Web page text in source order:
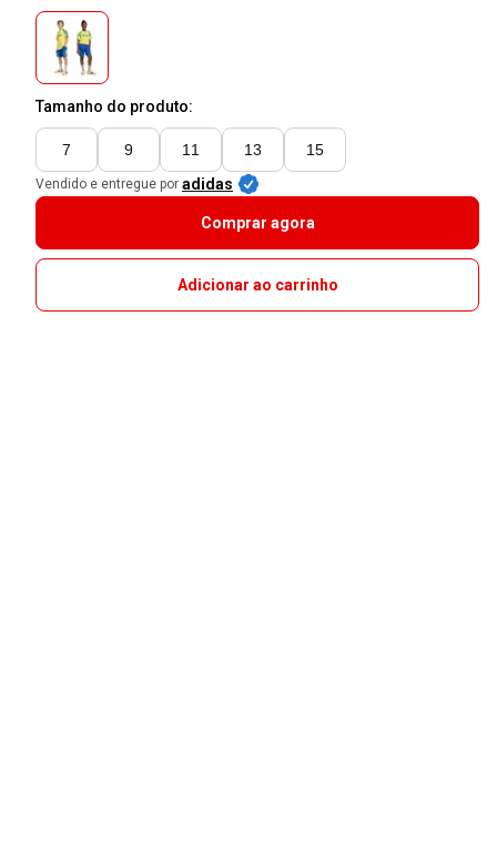
Tamanho do produto:
7 9 11 13 15
Vendido e entregue por adidas
Comprar agora
Adicionar ao carrinho